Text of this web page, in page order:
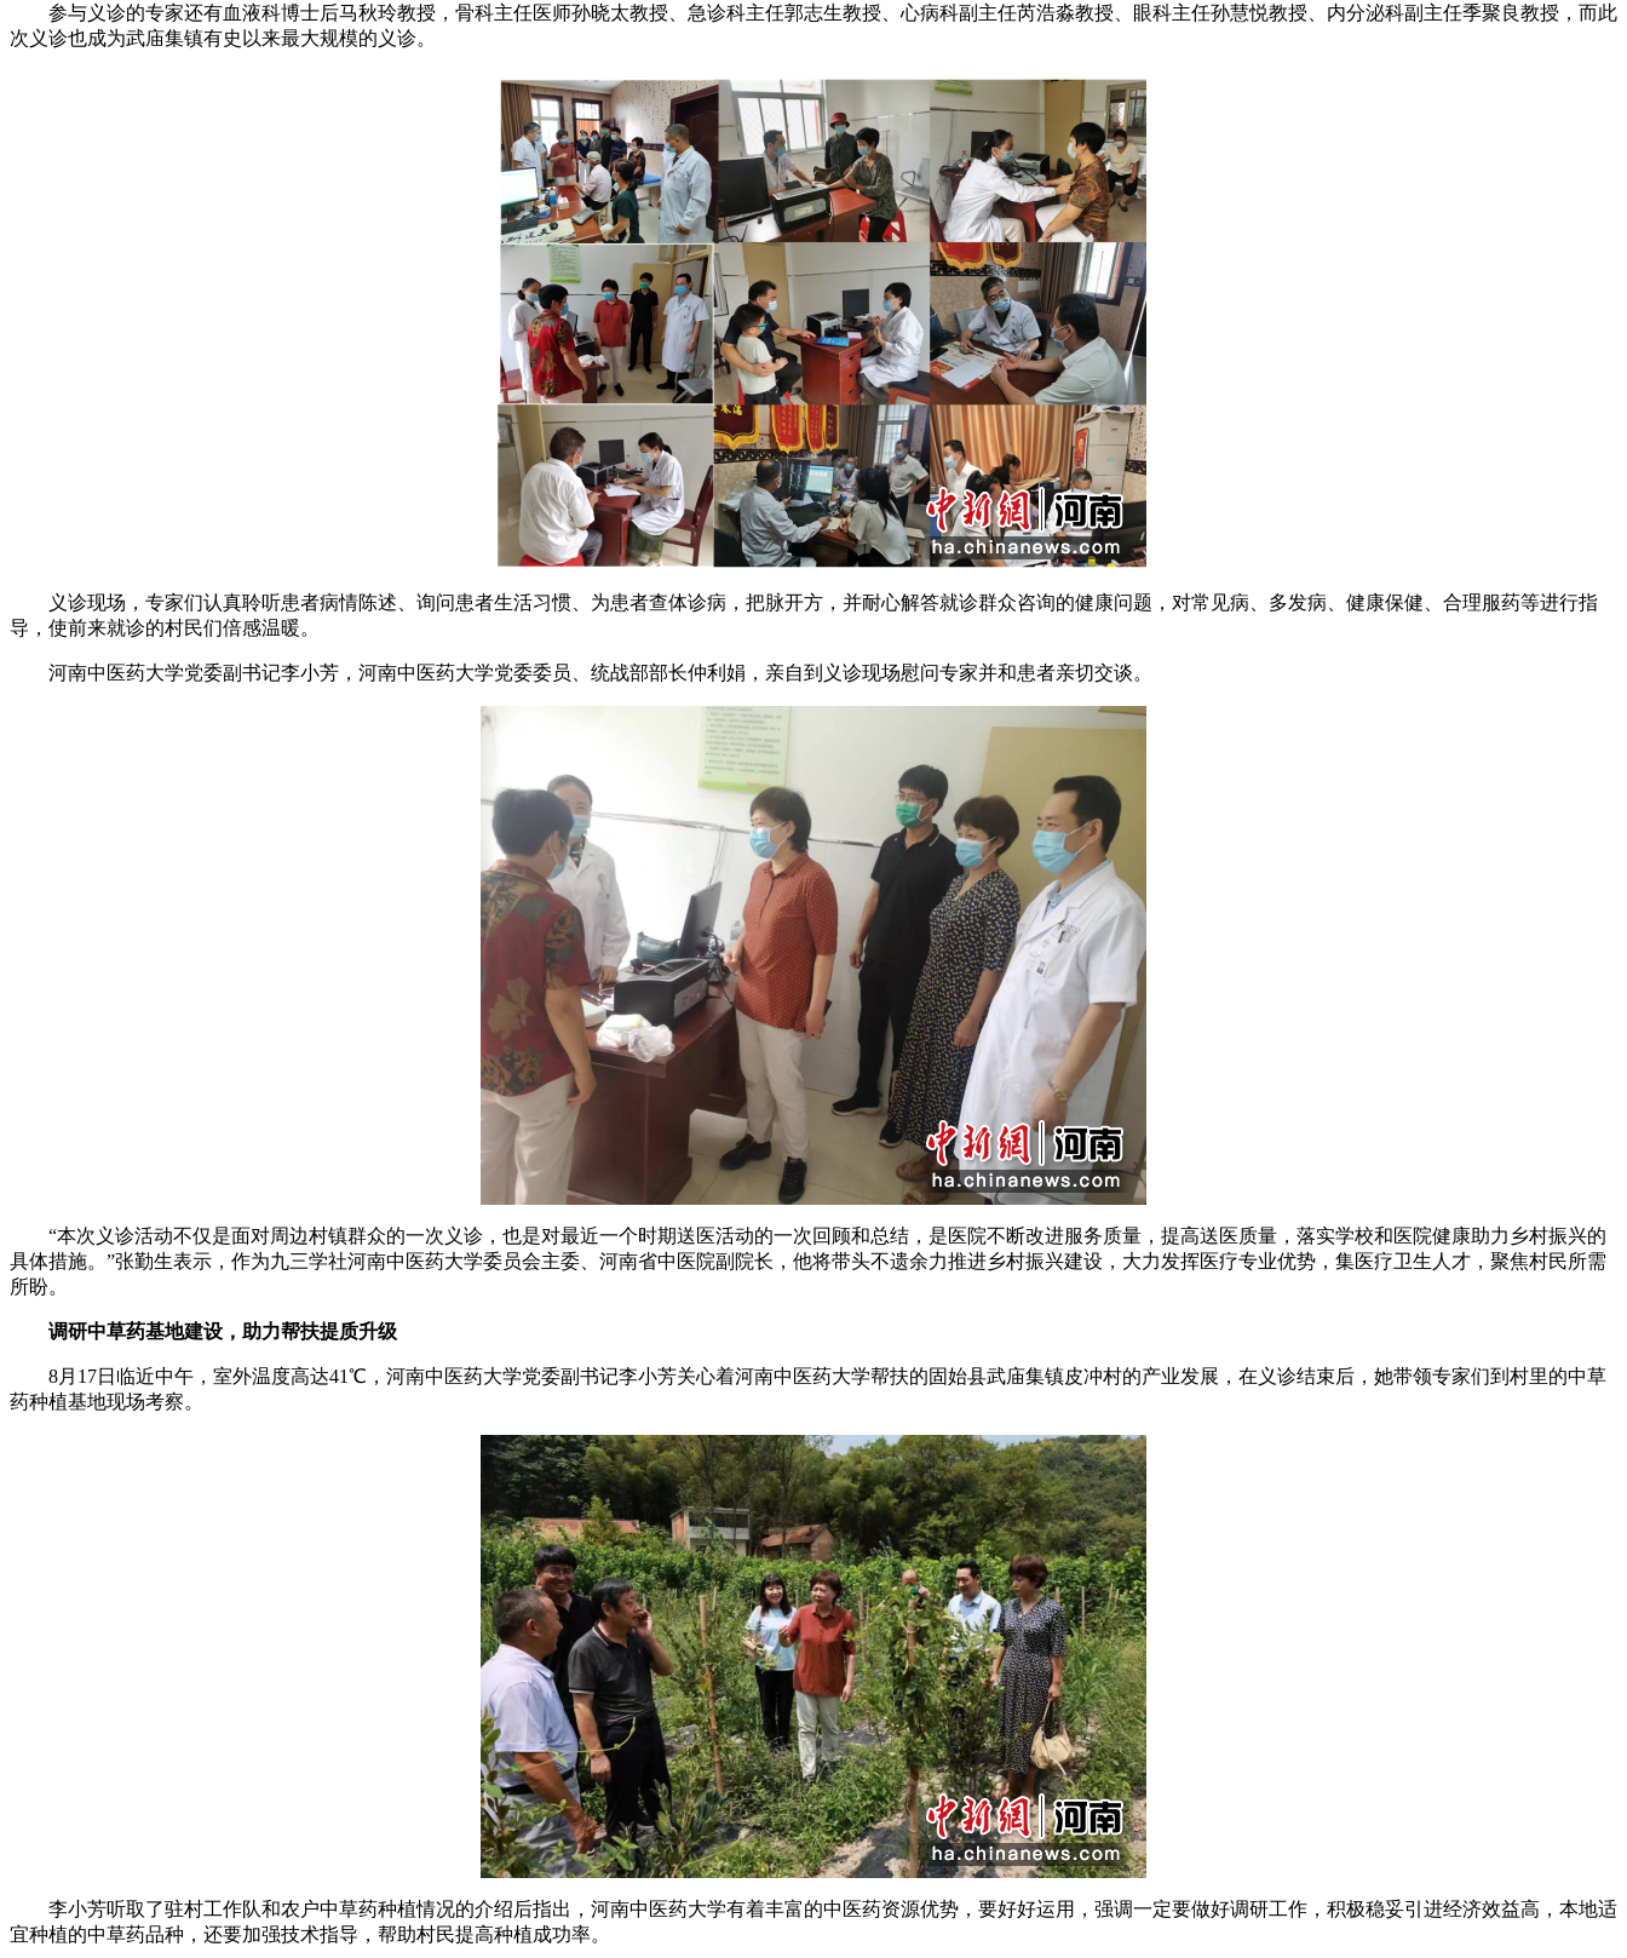
参与义诊的专家还有血液科博士后马秋玲教授，骨科主任医师孙晓太教授、急诊科主任郭志生教授、心病科副主任芮浩淼教授、眼科主任孙慧悦教授、内分泌科副主任季聚良教授，而此
次义诊也成为武庙集镇有史以来最大规模的义诊。
义诊现场，专家们认真聆听患者病情陈述、询问患者生活习惯、为患者查体诊病，把脉开方，并耐心解答就诊群众咨询的健康问题，对常见病、多发病、健康保健、合理服药等进行指
导，使前来就诊的村民们倍感温暖。
河南中医药大学党委副书记李小芳，河南中医药大学党委委员、统战部部长仲利娟，亲自到义诊现场慰问专家并和患者亲切交谈。
“本次义诊活动不仅是面对周边村镇群众的一次义诊，也是对最近一个时期送医活动的一次回顾和总结，是医院不断改进服务质量，提高送医质量，落实学校和医院健康助力乡村振兴的
具体措施。”张勤生表示，作为九三学社河南中医药大学委员会主委、河南省中医院副院长，他将带头不遗余力推进乡村振兴建设，大力发挥医疗专业优势，集医疗卫生人才，聚焦村民所需
所盼。
调研中草药基地建设，助力帮扶提质升级
8月17日临近中午，室外温度高达41℃，河南中医药大学党委副书记李小芳关心着河南中医药大学帮扶的固始县武庙集镇皮冲村的产业发展，在义诊结束后，她带领专家们到村里的中草
药种植基地现场考察。
李小芳听取了驻村工作队和农户中草药种植情况的介绍后指出，河南中医药大学有着丰富的中医药资源优势，要好好运用，强调一定要做好调研工作，积极稳妥引进经济效益高，本地适
宜种植的中草药品种，还要加强技术指导，帮助村民提高种植成功率。